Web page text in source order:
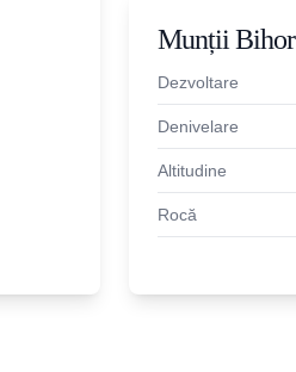
Munții Bihor
Dezvoltare
Denivelare
Altitudine
Rocă